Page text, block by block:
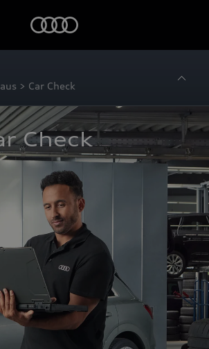
> Car Check
Check